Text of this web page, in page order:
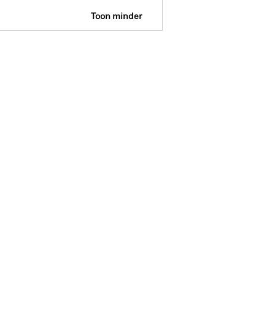
Toon minder